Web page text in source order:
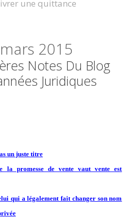
une quittance
mars 2015
Notes Du Blog
Juridiques
un juste titre
la promesse de vente vaut vente est
qui a légalement fait changer son nom